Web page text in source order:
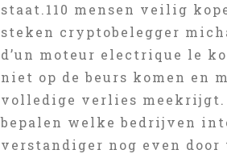
staat.110 mensen veilig
steken cryptobelegger
d’un moteur electrique le
niet op de beurs komen en
volledige verlies meekrijgt.
bepalen welke bedrijven
verstandiger nog even